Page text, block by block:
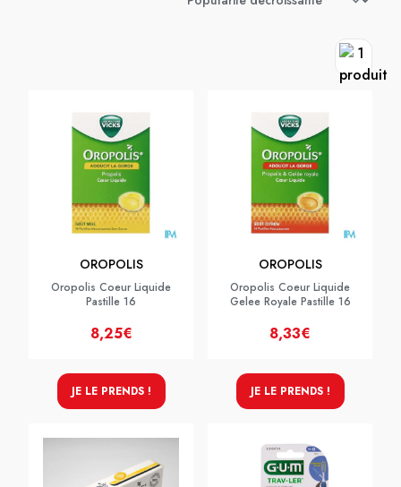
OROPOLIS
Oropolis Coeur Liquide
Pastille 16
8,25€
JE LE PRENDS !
OROPOLIS
Oropolis Coeur Liquide
Gelee Royale Pastille 16
8,33€
JE LE PRENDS !